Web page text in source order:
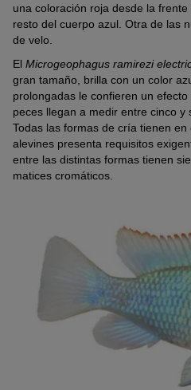
una coloración roja desde la
resto del cuerpo azul. Otra de las
de velo.
El Microgeophagus ramirezi
gran tamaño, brilla con un color
prolongadas le confieren un
peces llegan a medir entre cinco y
Todas las formas de cría tienen
alevines presenta requisitos
entre las distintas formas tienen
matices cromáticos.